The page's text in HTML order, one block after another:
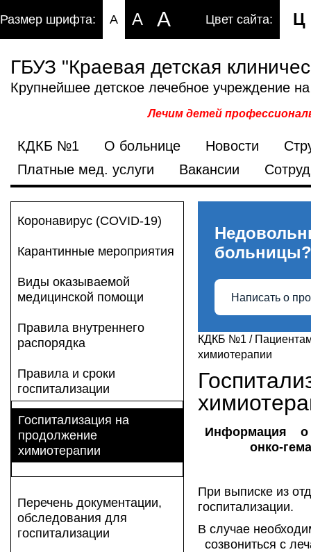
Размер шрифта: A A A Цвет сайта: Ц
ГБУЗ "Краевая детская
Крупнейшее детское лечебное учреждение
Лечим детей
КДКБ №1 О больнице Новости
Платные мед. услуги
Вакансии
Коронавирус (COVID-19)
Карантинные мероприятия
Виды оказываемой
медицинской помощи
Правила внутреннего
распорядка
Правила и сроки
госпитализации
Госпитализация на
продолжение
химиотерапии
Перечень документации,
обследования для
госпитализации
больницы?
Написать о
КДКБ №1 /
химиотерапии
Информация о
онко-
При выписке из
госпитализации.
В случае
созвониться с